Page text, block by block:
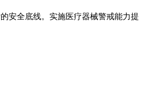
安全底线。实施医疗器械警戒能力提